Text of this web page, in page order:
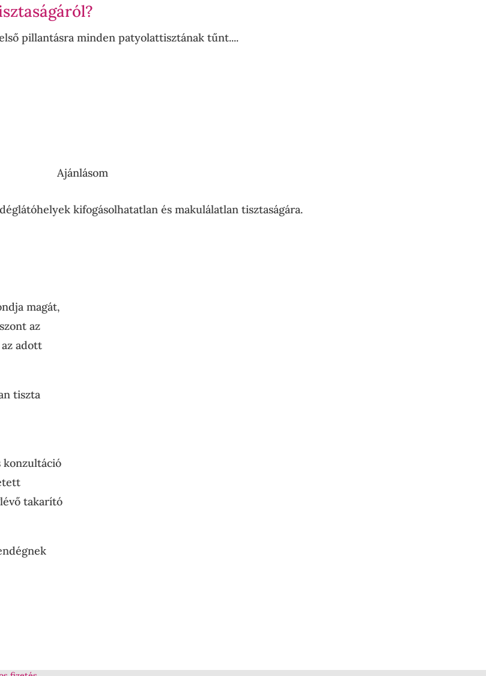
pillantásra minden patyolattisztának tűnt....
Ajánlásom
kifogásolhatatlan és makulálatlan tisztaságára.
magát,
az
adott
tiszta
konzultáció
takarító